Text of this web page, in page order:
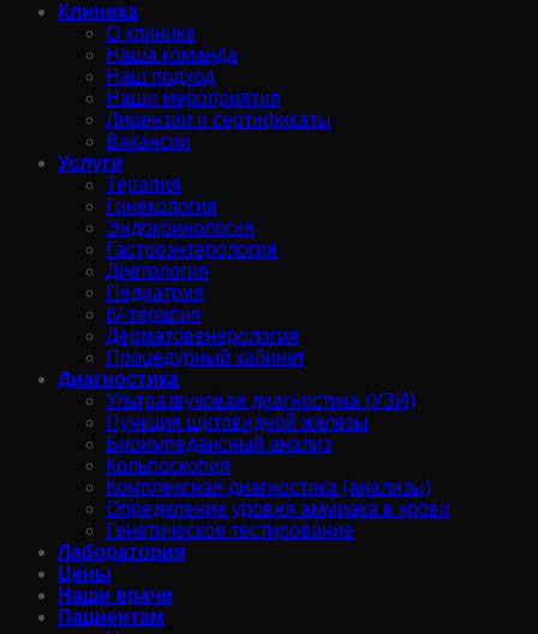
Клиника
О клинике
Наша команда
Наш подход
Наши мероприятия
Лицензии и сертификаты
Вакансии
Услуги
Терапия
Гинекология
Эндокринология
Гастроэнтерология
Диетология
Педиатрия
IV-терапия
Дерматовенерология
Процедурный кабинет
Диагностика
Ультразвуковая диагностика (УЗИ)
Пункция щитовидной железы
Биоимпедансный анализ
Кольпоскопия
Комплексная диагностика (анализы)
Определение уровня аммиака в крови
Генетическое тестирование
Лаборатория
Цены
Наши врачи
Пациентам